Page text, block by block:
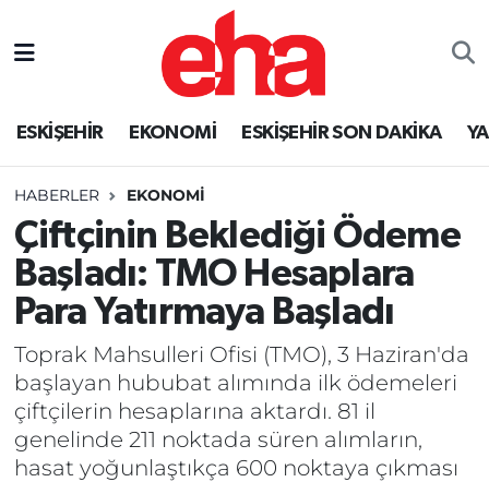
ESKİŞEHİR EKONOMİ ESKİŞEHİR SON DAKİKA
HABERLER EKONOMİ
Çiftçinin Beklediği Ödeme
Başladı: TMO Hesaplara
Para Yatırmaya Başladı
Toprak Mahsulleri Ofisi (TMO), 3 Haziran'da
başlayan hububat alımında ilk ödemeleri
çiftçilerin hesaplarına aktardı. 81 il
genelinde 211 noktada süren alımların,
hasat yoğunlaştıkça 600 noktaya çıkması